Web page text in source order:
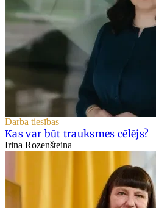
Darba tiesības
Kas var būt trauksmes cēlējs?
Irina Rozenšteina